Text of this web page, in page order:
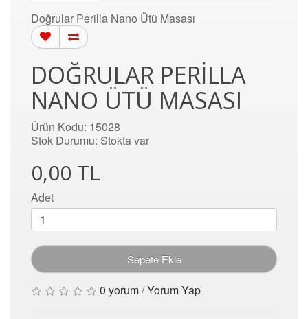
Doğrular Perilla Nano Ütü Masası
DOĞRULAR PERILLA
NANO ÜTÜ MASASI
Ürün Kodu: 15028
Stok Durumu: Stokta var
0,00 TL
Adet
Sepete Ekle
0 yorum/Yorum Yap